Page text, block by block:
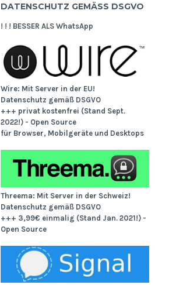
DATENSCHUTZ GEMÄSS DSGVO
! ! ! BESSER ALS WhatsApp
Wire: Mit Server in der EU!
Datenschutz gemäß DSGVO
+++ privat kostenfrei (Stand Sept.
2022!) - Open Source
für Browser, Mobilgeräte und Desktops
Threema: Mit Server in der Schweiz!
Datenschutz gemäß DSGVO
+++ 3,99€ einmalig (Stand Jan. 2021!) -
Open Source